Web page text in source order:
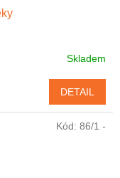
Skladem
DETAIL
Kód: 86/1 -